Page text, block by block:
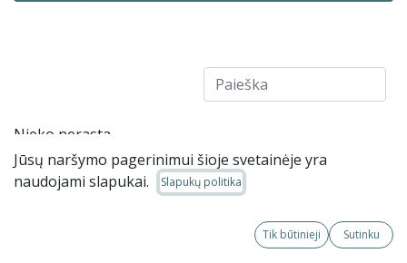
Nieko nerasta
Jūsų naršymo pagerinimui šioje svetainėje yra
naudojami slapukai.
Slapukų politika
Tik būtinieji Sutinku